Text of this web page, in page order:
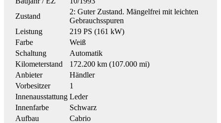
Zustand
2: Guter Zustand. Mängelfrei mit leichten
Gebrauchsspuren
Leistung
219 PS (161 kW)
Farbe
Weiß
Schaltung
Automatik
Kilometerstand
172.200 km (107.000 mi)
Anbieter
Händler
Vorbesitzer
1
Innenausstattung Leder
Innenfarbe
Schwarz
Aufbau
Cabrio